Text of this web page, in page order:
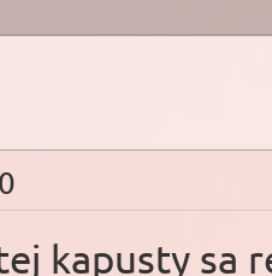
kapusty sa